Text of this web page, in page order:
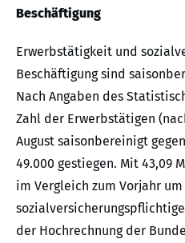
Beschäftigung
Erwerbstätigkeit und
Beschäftigung sind
Nach Angaben des
Zahl der Erwerbstätigen
August saisonbereinigt
49.000 gestiegen. Mit 43,09
im Vergleich zum Vorjahr
der Hochrechnung der